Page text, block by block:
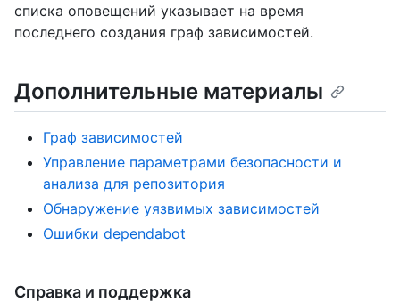
списка оповещений указывает на время
последнего создания граф зависимостей.
Дополнительные материалы
Граф зависимостей
Управление параметрами безопасности и
анализа для репозитория
Обнаружение уязвимых зависимостей
Ошибки dependabot
Справка и поддержка